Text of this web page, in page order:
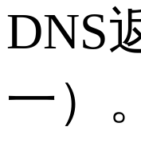
DNS
一）。